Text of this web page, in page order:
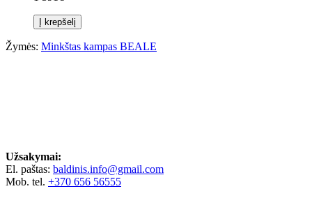
Į krepšelį
Žymės: Minkštas kampas BEALE
Užsakymai:
El. paštas: baldinis.info@gmail.com
Mob. tel. +370 656 56555